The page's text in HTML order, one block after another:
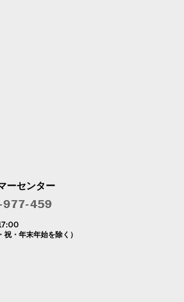
ーセンター
祝・年末年始を除く）